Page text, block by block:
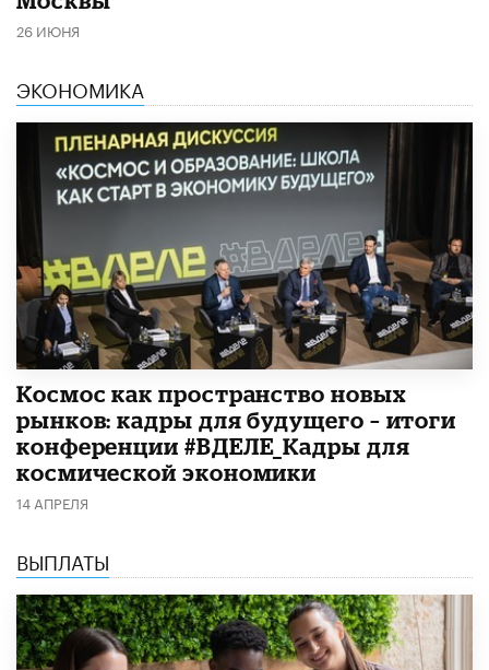
26 ИЮНЯ
ЭКОНОМИКА
Космос как пространство новых
рынков: кадры для будущего – итоги
конференции #ВДЕЛЕ_Кадры для
космической экономики
14 АПРЕЛЯ
ВЫПЛАТЫ